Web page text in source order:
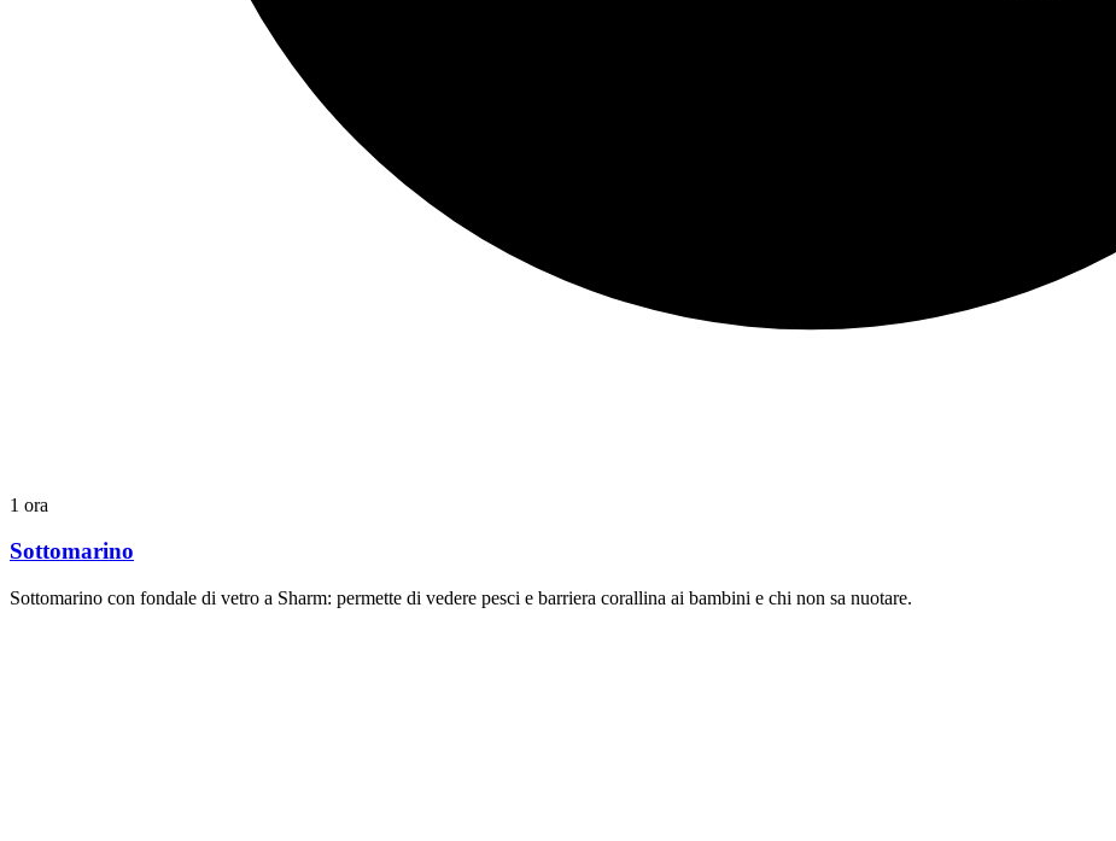
1 ora
Sottomarino
Sottomarino con fondale di vetro a Sharm: permette di vedere pesci e barriera corallina ai bambini e chi non sa nuotare.